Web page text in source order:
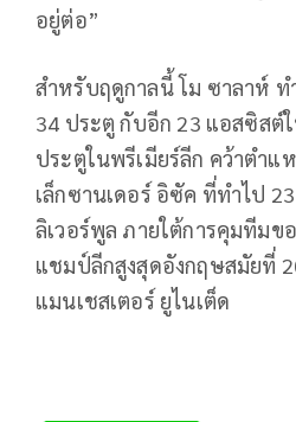
อยู่ต่อ”
สำหรับฤดูกาลนี้ โม ซาลาห์ ท
34 ประตู กับอีก 23 แอสซิสต์
ประตูในพรีเมียร์ลีก คว้าตำแ
เล็กซานเดอร์ อิซัค ที่ทำไป
ลิเวอร์พูล ภายใต้การคุมทีมข
แชมป์ลีกสูงสุดอังกฤษสมัยที่
แมนเชสเตอร์ ยูไนเต็ด